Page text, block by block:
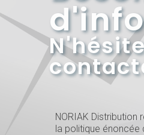
NORIAK
la politique énoncée